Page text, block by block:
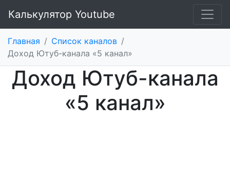
Калькулятор Youtube
Главная / Список каналов /
Доход Ютуб-канала «5 канал»
Доход Ютуб-канала
«5 канал»